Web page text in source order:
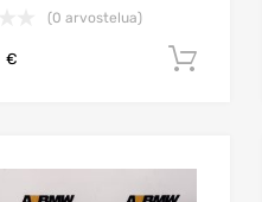
(0 arvostelua)
€